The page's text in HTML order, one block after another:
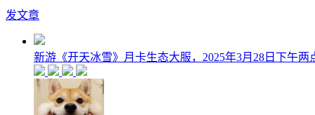
发文章
新游《开天冰雪》月卡生态大服，2025年3月28日下午两